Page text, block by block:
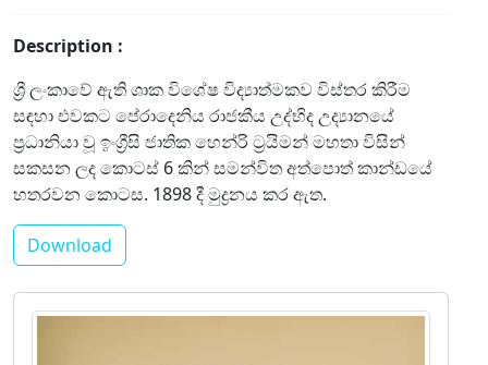
Description :
ශ්‍රී ලංකාවේ ඇති ශාක විශේෂ විද්‍යාත්මකව විස්තර කිරීම
සඳහා එවකට පේරාදෙනිය රාජකීය උද්භිද උද්‍යානයේ
ප්‍රධානියා වූ ඉංග්‍රීසි ජාතික හෙන්රි ට්‍රයිමන් මහතා විසින්
සකසන ලද කොටස් 6 කින් සමන්විත අත්පොත් කාන්ඩයේ
හතරවන කොටස. 1898 දී මුද්‍රනය කර ඇත.
Download